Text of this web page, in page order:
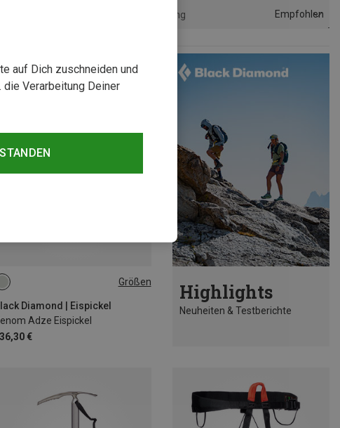
Sortierung Empfohlen
Größen
Diamond | Eispickel
Adze Eispickel
€
50CM Highlights
Neuheiten & Testberichte
auf Dich zuschneiden und
Verarbeitung Deiner